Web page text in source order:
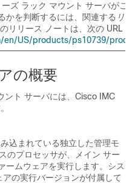
ズ ラック マウント サーバがこ
かを判断するには、関連する リ
リリース ノートは、次の URL
US/products/ps10739/
の概要
ント サーバには、Cisco IMC
込まれている独立した管理モ
のプロセッサが、メイン サー
ームウェアを実行します。シス
アの実行バージョンが付属して